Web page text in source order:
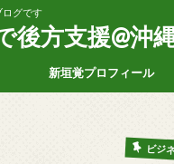
ログです
方支援@沖
新垣覚プロフィール
ビジ